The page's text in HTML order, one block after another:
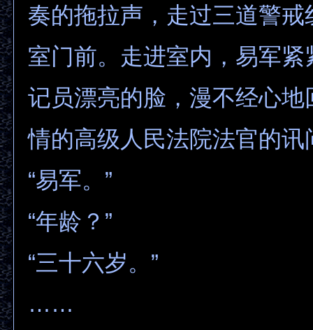
奏的拖拉声，走过三道警戒
室门前。走进室内，易军紧
记员漂亮的脸，漫不经心地
情的高级人民法院法官的讯
“易军。”
“年龄？”
“三十六岁。”
……